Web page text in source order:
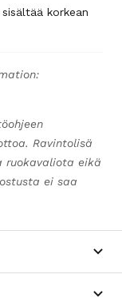
korkean
Ravintolisä
ruokavaliota eikä
ei saa